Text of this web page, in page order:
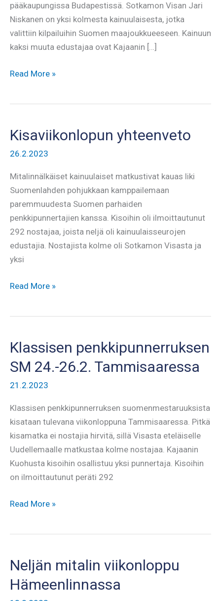
pääkaupungissa Budapestissä. Sotkamon Visan Jari
Niskanen on yksi kolmesta kainuulaisesta, jotka
valittiin kilpailuihin Suomen maajoukkueeseen. Kainuun
kaksi muuta edustajaa ovat Kajaanin […]
Jari
lavoille
torstaina
Read More »
Kisaviikonlopun yhteenveto
26.2.2023
Mitalinnälkäiset kainuulaiset matkustivat kauas liki
Suomenlahden pohjukkaan kamppailemaan
paremmuudesta Suomen parhaiden
penkkipunnertajien kanssa. Kisoihin oli ilmoittautunut
292 nostajaa, joista neljä oli kainuulaisseurojen
edustajia. Nostajista kolme oli Sotkamon Visasta ja
yksi
Kisaviikonlopun
Read More »
Klassisen penkkipunnerruksen
SM 24.-26.2. Tammisaaressa
21.2.2023
Klassisen penkkipunnerruksen suomenmestaruuksista
kisataan tulevana viikonloppuna Tammisaaressa. Pitkä
kisamatka ei nostajia hirvitä, sillä Visasta eteläiselle
Uudellemaalle matkustaa kolme nostajaa. Kajaanin
Kuohusta kisoihin osallistuu yksi punnertaja. Kisoihin
on ilmoittautunut peräti 292
Klassisen
Tammisaaressa
Read More »
Neljän mitalin viikonloppu
Hämeenlinnassa